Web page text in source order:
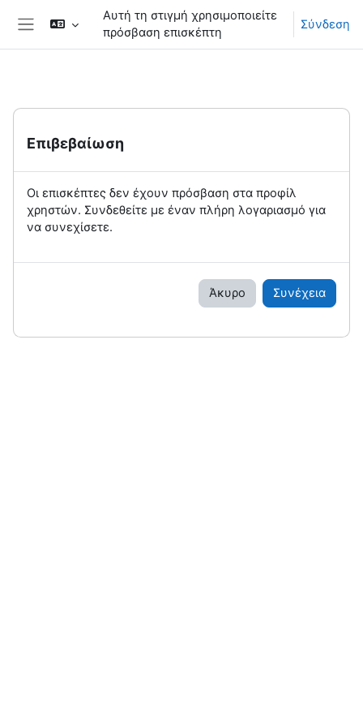
Μετάβαση στο κεντρικό περιεχόμενο
Πλευρικός πίνακας
Αυτή τη στιγμή χρησιμοποιείτε
πρόσβαση επισκέπτη
Σύνδεση
Επιβεβαίωση
Οι επισκέπτες δεν έχουν πρόσβαση στα προφίλ
χρηστών. Συνδεθείτε με έναν πλήρη λογαριασμό για
να συνεχίσετε.
Άκυρο Συνέχεια